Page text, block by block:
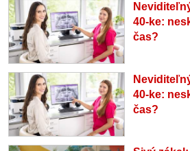
40-ke:
čas?
40-ke:
čas?